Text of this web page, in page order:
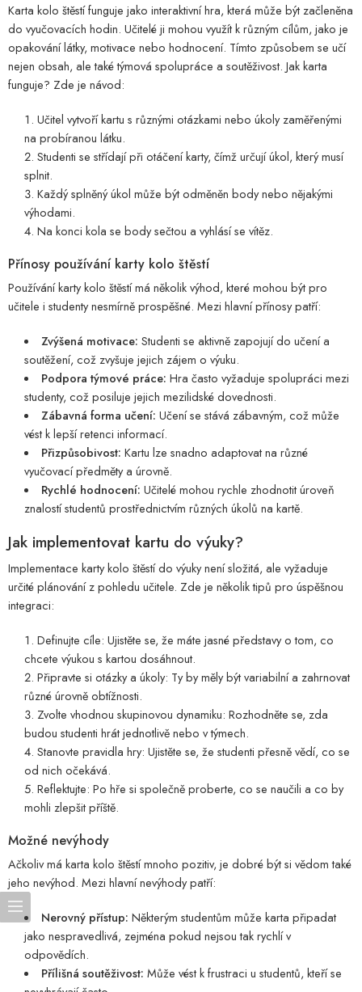
Karta kolo štěstí funguje jako interaktivní hra, která může být začleněna
do vyučovacích hodin. Učitelé ji mohou využít k různým cílům, jako je
opakování látky, motivace nebo hodnocení. Tímto způsobem se učí
nejen obsah, ale také týmová spolupráce a soutěživost. Jak karta
funguje? Zde je návod:
Učitel vytvoří kartu s různými otázkami nebo úkoly zaměřenými
na probíranou látku.
Studenti se střídají při otáčení karty, čímž určují úkol, který musí
splnit.
Každý splněný úkol může být odměněn body nebo nějakými
výhodami.
Na konci kola se body sečtou a vyhlásí se vítěz.
Přínosy používání karty kolo štěstí
Používání karty kolo štěstí má několik výhod, které mohou být pro
učitele i studenty nesmírně prospěšné. Mezi hlavní přínosy patří:
Zvýšená motivace: Studenti se aktivně zapojují do učení a
soutěžení, což zvyšuje jejich zájem o výuku.
Podpora týmové práce: Hra často vyžaduje spolupráci mezi
studenty, což posiluje jejich mezilidské dovednosti.
Zábavná forma učení: Učení se stává zábavným, což může
vést k lepší retenci informací.
Přizpůsobivost: Kartu lze snadno adaptovat na různé
vyučovací předměty a úrovně.
Rychlé hodnocení: Učitelé mohou rychle zhodnotit úroveň
znalostí studentů prostřednictvím různých úkolů na kartě.
Jak implementovat kartu do výuky?
Implementace karty kolo štěstí do výuky není složitá, ale vyžaduje
určité plánování z pohledu učitele. Zde je několik tipů pro úspěšnou
integraci:
Definujte cíle: Ujistěte se, že máte jasné představy o tom, co
chcete výukou s kartou dosáhnout.
Připravte si otázky a úkoly: Ty by měly být variabilní a zahrnovat
různé úrovně obtížnosti.
Zvolte vhodnou skupinovou dynamiku: Rozhodněte se, zda
budou studenti hrát jednotlivě nebo v týmech.
Stanovte pravidla hry: Ujistěte se, že studenti přesně vědí, co se
od nich očekává.
Reflektujte: Po hře si společně proberte, co se naučili a co by
mohli zlepšit příště.
Možné nevýhody
Ačkoliv má karta kolo štěstí mnoho pozitiv, je dobré být si vědom také
jeho nevýhod. Mezi hlavní nevýhody patří:
Nerovný přístup: Některým studentům může karta připadat
jako nespravedlivá, zejména pokud nejsou tak rychlí v
odpovědích.
Přílišná soutěživost: Může vést k frustraci u studentů, kteří se